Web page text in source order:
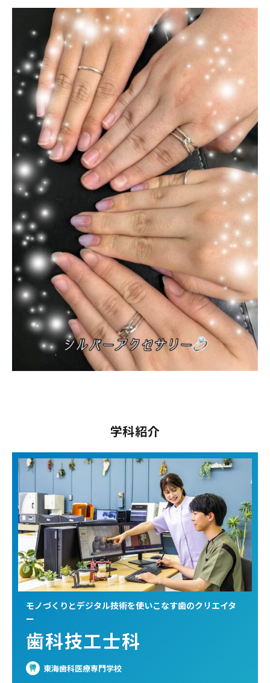
学科紹介
モノづくりとデジタル技術を使いこなす歯のクリエイタ
ー
歯科技工士科
東海歯科医療専門学校